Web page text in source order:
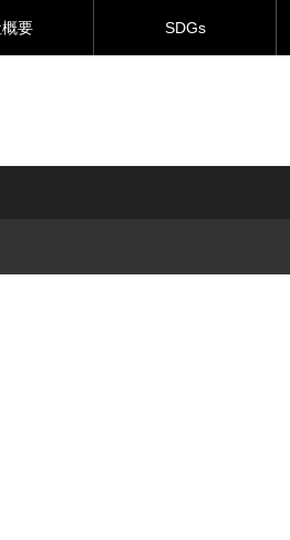
要 SDGs